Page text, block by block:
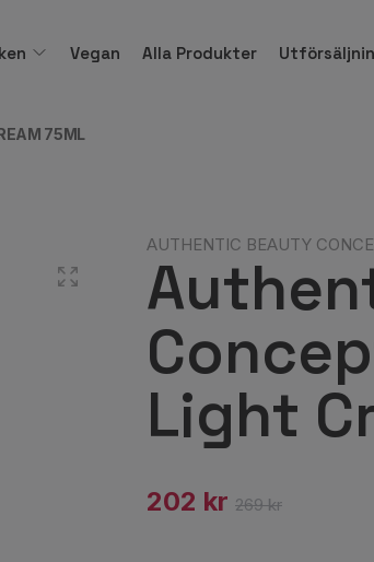
Vegan Alla Produkter
75ML
AUTHENTIC BEAUTY
Light
202 kr 269 kr